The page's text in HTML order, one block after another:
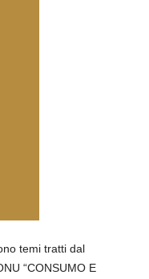
temi tratti dal
“CONSUMO E